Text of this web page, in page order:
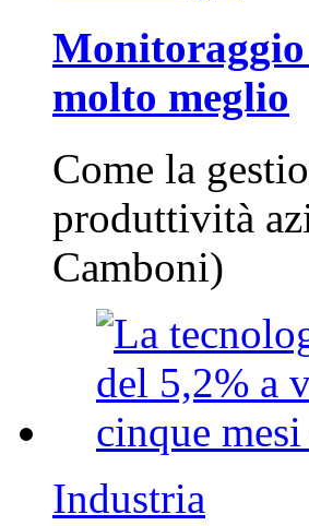
molto meglio
Come la
produttività
Camboni)
Industria